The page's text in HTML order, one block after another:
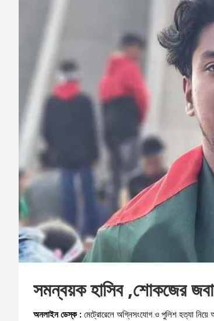
সমন্বয়ক হাসিব ,শোকজের
অনলাইন ডেস্ক : মেট্রোরেলে অগ্নিসংযোগ ও পুলিশ হত্যা